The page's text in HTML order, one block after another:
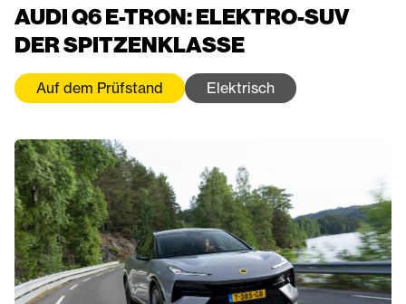
AUDI Q6 E-TRON: ELEKTRO-SUV
DER SPITZENKLASSE
Auf dem Prüfstand Elektrisch